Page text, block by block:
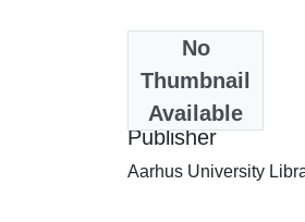
No
Thumbnail
Available
2001-07-23
Publisher
Aarhus University